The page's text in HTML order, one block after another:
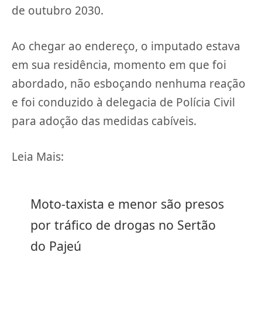
de outubro 2030.
Ao chegar ao endereço, o imputado estava
em sua residência, momento em que foi
abordado, não esboçando nenhuma reação
e foi conduzido à delegacia de Polícia Civil
para adoção das medidas cabíveis.
Leia Mais:
Moto-taxista e menor são presos
por tráfico de drogas no Sertão
do Pajeú